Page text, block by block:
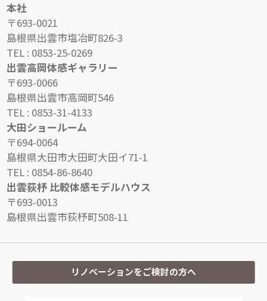
本社
〒693-0021
島根県出雲市塩冶町826-3
TEL : 0853-25-0269
出雲高岡体感ギャラリー
〒693-0066
島根県出雲市高岡町546
TEL : 0853-31-4133
大田ショールーム
〒694-0064
島根県大田市大田町大田イ71-1
TEL : 0854-86-8640
出雲荻杼 比較体感モデルハウス
〒693-0013
島根県出雲市荻杼町508-11
リノベーションをご検討の方へ